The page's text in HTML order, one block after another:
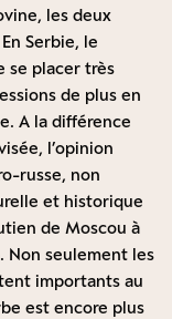
les deux
Serbie, le
se placer très
de plus en
A la différence
l’opinion
russe, non
et historique
de Moscou à
Non seulement les
importants au
est encore plus